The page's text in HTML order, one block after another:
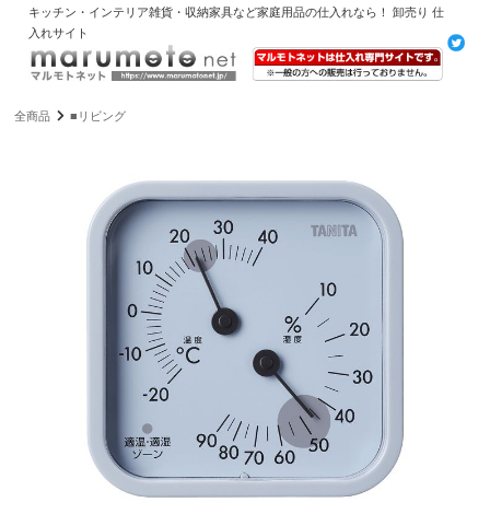
キッチン・インテリア雑貨・収納家具など家庭用品の仕入れなら！ 卸売り 仕
入れサイト
全商品 ■リビング